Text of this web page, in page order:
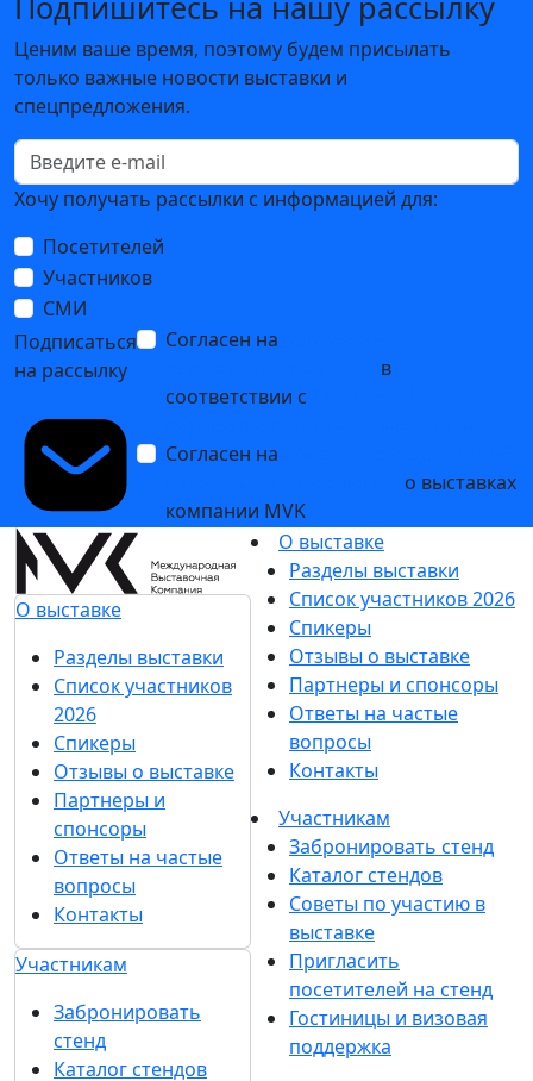
Ценим ваше время, поэтому будем присылать
только важные новости выставки и
спецпредложения.
Хочу получать рассылки с информацией для:
Посетителей
Участников
СМИ
Подписаться
на рассылку
Согласен на
в
соответствии с
Согласен на
о выставках
компании MVK
О выставке
Разделы выставки
Список участников
2026
Спикеры
Отзывы о выставке
Партнеры и
спонсоры
Ответы на частые
вопросы
Контакты
Участникам
Забронировать
стенд
Каталог стендов
О выставке
Разделы выставки
Список участников 2026
Спикеры
Отзывы о выставке
Партнеры и спонсоры
Ответы на частые
вопросы
Контакты
Участникам
Забронировать стенд
Каталог стендов
Советы по участию в
выставке
Пригласить
посетителей на стенд
Гостиницы и визовая
поддержка